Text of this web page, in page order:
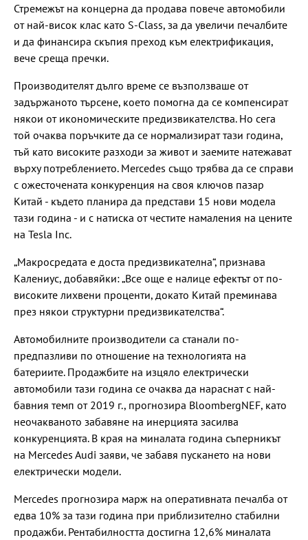
Стремежът на концерна да продава повече автомобили
от най-висок клас като S-Class, за да увеличи печалбите
и да финансира скъпия преход към електрификация,
вече среща пречки.
Производителят дълго време се възползваше от
задържаното търсене, което помогна да се компенсират
някои от икономическите предизвикателства. Но сега
той очаква поръчките да се нормализират тази година,
тъй като високите разходи за живот и заемите натежават
върху потреблението. Mercedes също трябва да се справи
с ожесточената конкуренция на своя ключов пазар
Китай - където планира да представи 15 нови модела
тази година - и с натиска от честите намаления на цените
на Tesla Inc.
„Макросредата е доста предизвикателна“, признава
Калениус, добавяйки: „Все още е налице ефектът от по-
високите лихвени проценти, докато Китай преминава
през някои структурни предизвикателства“.
Автомобилните производители са станали по-
предпазливи по отношение на технологията на
батериите. Продажбите на изцяло електрически
автомобили тази година се очаква да нараснат с най-
бавния темп от 2019 г., прогнозира BloombergNEF, като
неочакваното забавяне на инерцията засилва
конкуренцията. В края на миналата година съперникът
на Mercedes Audi заяви, че забавя пускането на нови
електрически модели.
Mercedes прогнозира марж на оперативната печалба от
едва 10% за тази година при приблизително стабилни
продажби. Рентабилността достигна 12,6% миналата